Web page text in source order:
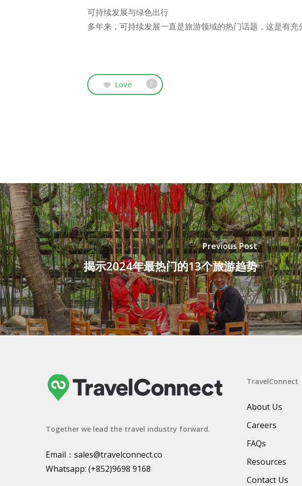
可持续发展与绿色出行
多年来，可持续发展一直是旅游领域的热门话题，这是有
Love 0
Previous Post
揭示2024年最热门的13个旅游趋势
Together we lead the travel industry forward.
Email： sales@travelconnect.co
Whatsapp: (+852)9698 9168
TravelConnect
About Us
Careers
FAQs
Resources
Contact Us